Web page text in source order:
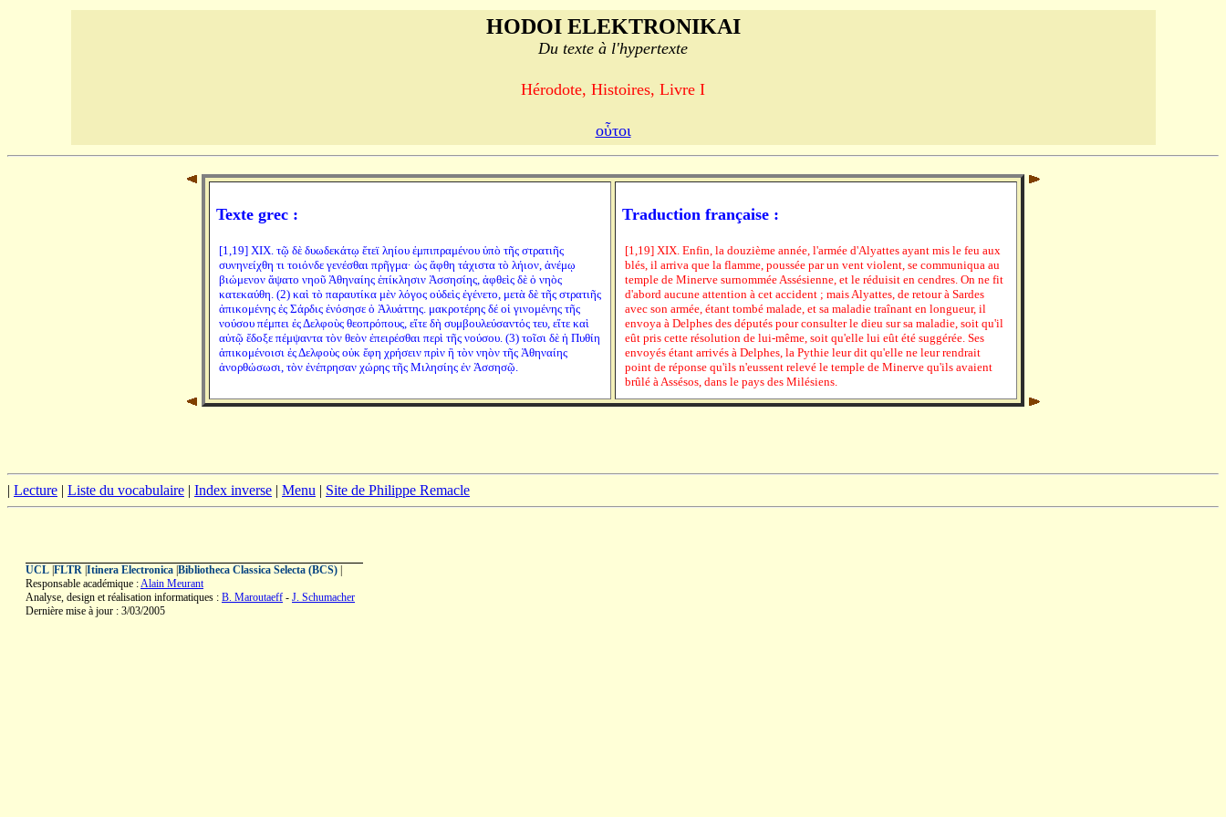
HODOI ELEKTRONIKAI
Du texte à l'hypertexte
Hérodote, Histoires, Livre I
οὗτοι
Texte grec :
[1,19] XIX. τῷ δὲ δυωδεκάτῳ ἔτεϊ ληίου ἐμπιπραμένου ὑπὸ τῆς στρατιῆς
συνηνείχθη τι τοιόνδε γενέσθαι πρῆγμα· ὡς ἅφθη τάχιστα τὸ λήιον, ἀνέμῳ
βιώμενον ἅψατο νηοῦ Ἀθηναίης ἐπίκλησιν Ἀσσησίης, ἁφθεὶς δὲ ὁ νηὸς
κατεκαύθη. (2) καὶ τὸ παραυτίκα μὲν λόγος οὐδεὶς ἐγένετο, μετὰ δὲ τῆς στρατιῆς
ἀπικομένης ἐς Σάρδις ἐνόσησε ὁ Ἀλυάττης. μακροτέρης δέ οἱ γινομένης τῆς
νούσου πέμπει ἐς Δελφοὺς θεοπρόπους, εἴτε δὴ συμβουλεύσαντός τευ, εἴτε καὶ
αὐτῷ ἔδοξε πέμψαντα τὸν θεὸν ἐπειρέσθαι περὶ τῆς νούσου. (3) τοῖσι δὲ ἡ Πυθίη
ἀπικομένοισι ἐς Δελφοὺς οὐκ ἔφη χρήσειν πρὶν ἢ τὸν νηὸν τῆς Ἀθηναίης
ἀνορθώσωσι, τὸν ἐνέπρησαν χώρης τῆς Μιλησίης ἐν Ἀσσησῷ.
Traduction française :
[1,19] XIX. Enfin, la douzième année, l'armée d'Alyattes ayant mis le feu aux
blés, il arriva que la flamme, poussée par un vent violent, se communiqua au
temple de Minerve surnommée Assésienne, et le réduisit en cendres. On ne fit
d'abord aucune attention à cet accident ; mais Alyattes, de retour à Sardes
avec son armée, étant tombé malade, et sa maladie traînant en longueur, il
envoya à Delphes des députés pour consulter le dieu sur sa maladie, soit qu'il
eût pris cette résolution de lui-même, soit qu'elle lui eût été suggérée. Ses
envoyés étant arrivés à Delphes, la Pythie leur dit qu'elle ne leur rendrait
point de réponse qu'ils n'eussent relevé le temple de Minerve qu'ils avaient
brûlé à Assésos, dans le pays des Milésiens.
| Lecture | Liste du vocabulaire | Index inverse | Menu | Site de Philippe Remacle
UCL FLTR Itinera Electronica Bibliotheca Classica Selecta (BCS)
Responsable académique :Alain Meurant
Analyse, design et réalisation informatiques : B. Maroutaeff - J. Schumacher
Dernière mise à jour : 3/03/2005